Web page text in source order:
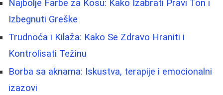
Najbolje Farbe za Kosu: Kako Izabrati Pravi Ton i
Izbegnuti Greške
Trudnoća i Kilaža: Kako Se Zdravo Hraniti i
Kontrolisati Težinu
Borba sa aknama: Iskustva, terapije i emocionalni
izazovi